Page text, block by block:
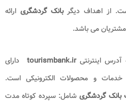
از اهداف دیگربانک گردشگری ارائه
می باشد.
آدرس اینترنتیtourismbank.ir دارای
و محصولات الکترونیکی است.
بانک گردشگریشامل: سپرده کوتاه مدت